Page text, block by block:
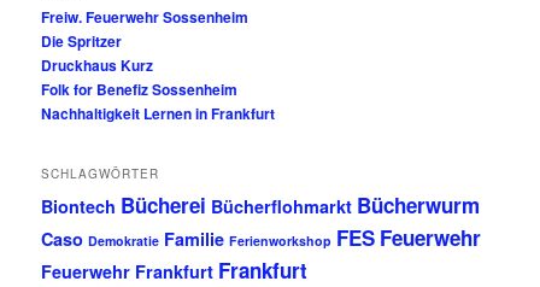
Freiw. Feuerwehr Sossenheim
Die Spritzer
Druckhaus Kurz
Folk for Benefiz Sossenheim
Nachhaltigkeit Lernen in Frankfurt
SCHLAGWÖRTER
Biontech Bücherei Bücherflohmarkt Bücherwurm
Caso Demokratie Familie Ferienworkshop FES Feuerwehr
Feuerwehr Frankfurt Frankfurt